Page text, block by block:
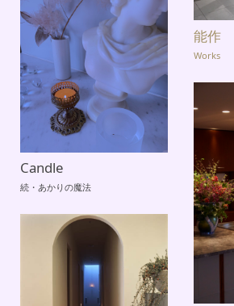
能作
Works
Candle
続・あかりの魔法